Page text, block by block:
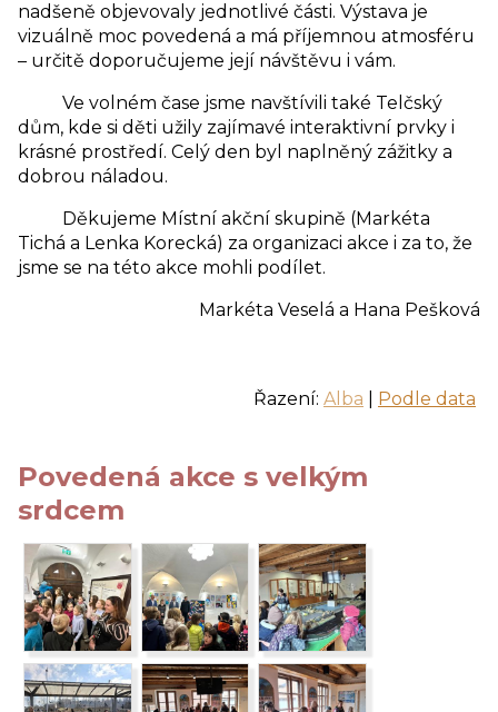
nadšeně objevovaly jednotlivé části. Výstava je
vizuálně moc povedená a má příjemnou atmosféru
– určitě doporučujeme její návštěvu i vám.
Ve volném čase jsme navštívili také Telčský
dům, kde si děti užily zajímavé interaktivní prvky i
krásné prostředí. Celý den byl naplněný zážitky a
dobrou náladou.
Děkujeme Místní akční skupině (Markéta
Tichá a Lenka Korecká) za organizaci akce i za to, že
jsme se na této akce mohli podílet.
Markéta Veselá a Hana Pešková
Řazení: Alba Podle data
Povedená akce s velkým
srdcem